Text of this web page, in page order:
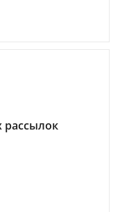
рассылок